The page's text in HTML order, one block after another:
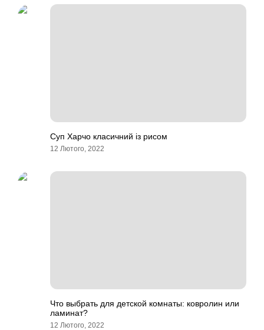
Суп Харчо класичний із рисом
12 Лютого, 2022
Что выбрать для детской комнаты: ковролин или
ламинат?
12 Лютого, 2022